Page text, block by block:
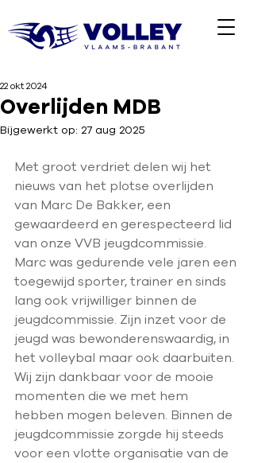
Overlijden MDB
22 okt 2024
Bijgewerkt op: 27 aug 2025
Met groot verdriet delen wij het
nieuws van het plotse overlijden
van Marc De Bakker, een
gewaardeerd en gerespecteerd lid
van onze VVB jeugdcommissie.
Marc was gedurende vele jaren een
toegewijd sporter, trainer en sinds
lang ook vrijwilliger binnen de
jeugdcommissie. Zijn inzet voor de
jeugd was bewonderenswaardig, in
het volleybal maar ook daarbuiten.
Wij zijn dankbaar voor de mooie
momenten die we met hem
hebben mogen beleven. Binnen de
jeugdcommissie zorgde hij steeds
voor een vlotte organisatie van de